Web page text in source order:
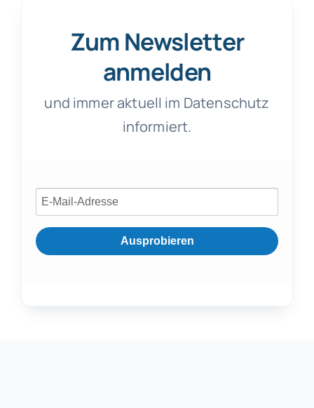
Zum Newsletter
anmelden
und immer aktuell im Datenschutz
informiert.
Ausprobieren